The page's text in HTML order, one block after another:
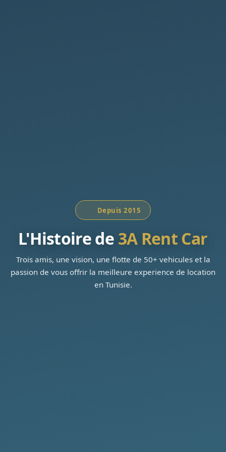
Depuis 2015
L'Histoire de 3A Rent Car
Trois amis, une vision, une flotte de 50+ vehicules et la
passion de vous offrir la meilleure experience de location
en Tunisie.